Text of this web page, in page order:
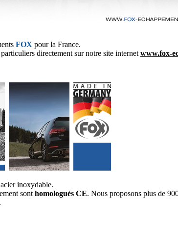
FOX pour la France.
directement sur notre site internet www.fox-
inoxydable.
sont homologués CE. Nous proposons plus de